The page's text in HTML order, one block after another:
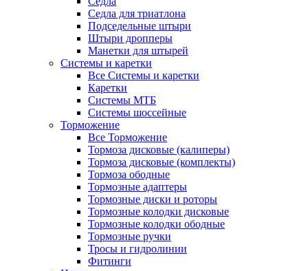
Седла для триатлона
Подседельные штыри
Штыри дропперы
Манетки для штырей
Системы и каретки
Все Системы и каретки
Каретки
Системы МТБ
Системы шоссейные
Торможение
Все Торможение
Тормоза дисковые (калиперы)
Тормоза дисковые (комплекты)
Тормоза ободные
Тормозные адаптеры
Тормозные диски и роторы
Тормозные колодки дисковые
Тормозные колодки ободные
Тормозные ручки
Тросы и гидролинии
Фитинги